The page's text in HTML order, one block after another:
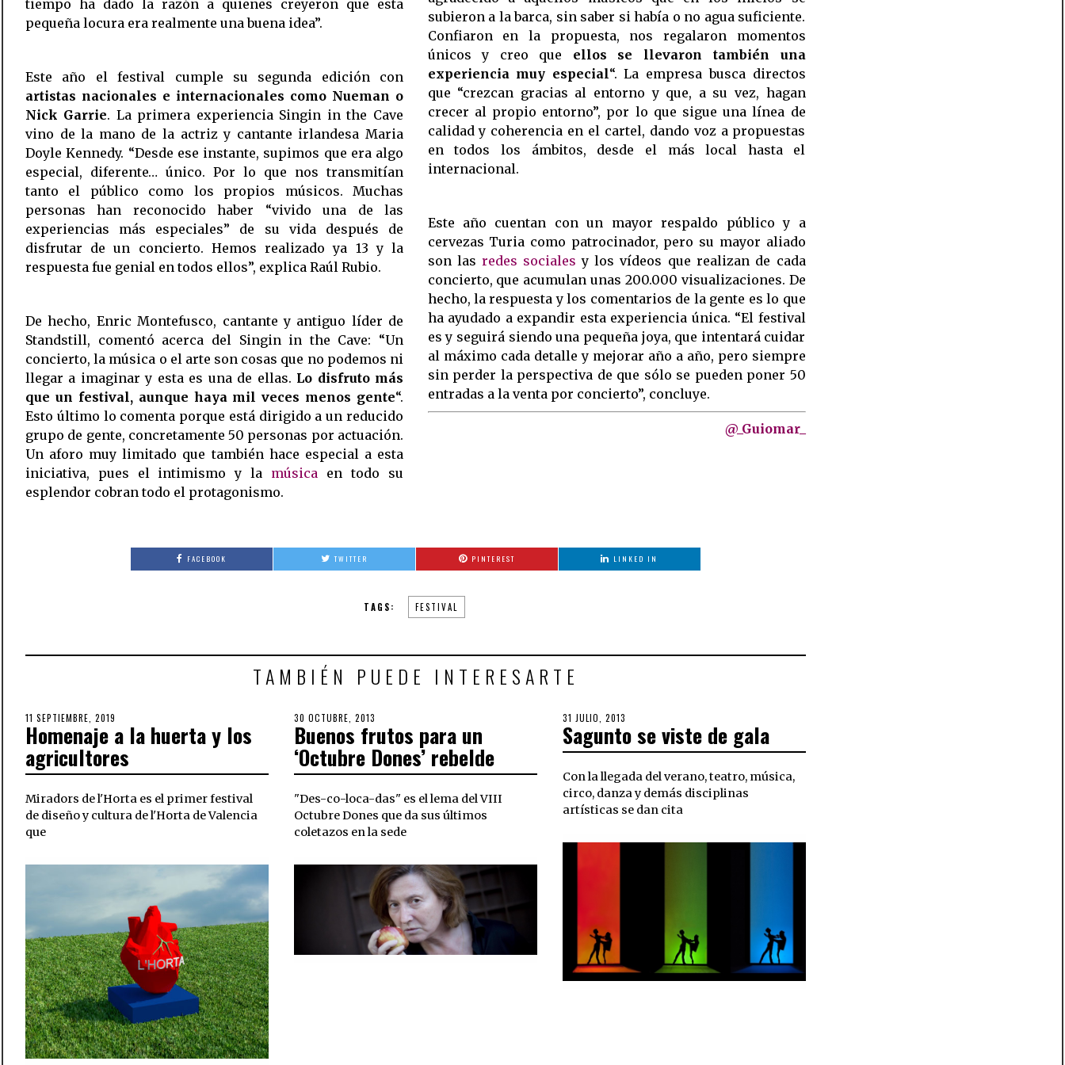
tiempo ha dado la razón a quienes creyeron que esta
pequeña locura era realmente una buena idea”.
Este año el festival cumple su segunda edición con
artistas nacionales e internacionales como Nueman o
Nick Garrie. La primera experiencia Singin in the Cave
vino de la mano de la actriz y cantante irlandesa Maria
Doyle Kennedy. “Desde ese instante, supimos que era algo
especial, diferente… único. Por lo que nos transmitían
tanto el público como los propios músicos. Muchas
personas han reconocido haber “vivido una de las
experiencias más especiales” de su vida después de
disfrutar de un concierto. Hemos realizado ya 13 y la
respuesta fue genial en todos ellos”, explica Raúl Rubio.
De hecho, Enric Montefusco, cantante y antiguo líder de
Standstill, comentó acerca del Singin in the Cave: “Un
concierto, la música o el arte son cosas que no podemos ni
llegar a imaginar y esta es una de ellas. Lo disfruto más
que un festival, aunque haya mil veces menos gente“.
Esto último lo comenta porque está dirigido a un reducido
grupo de gente, concretamente 50 personas por actuación.
Un aforo muy limitado que también hace especial a esta
iniciativa, pues el intimismo y la música en todo su
esplendor cobran todo el protagonismo.
subieron a la barca, sin saber si había o no agua suficiente.
Confiaron en la propuesta, nos regalaron momentos
únicos y creo que ellos se llevaron también una
experiencia muy especial“. La empresa busca directos
que “crezcan gracias al entorno y que, a su vez, hagan
crecer al propio entorno”, por lo que sigue una línea de
calidad y coherencia en el cartel, dando voz a propuestas
en todos los ámbitos, desde el más local hasta el
internacional.
Este año cuentan con un mayor respaldo público y a
cervezas Turia como patrocinador, pero su mayor aliado
son las redes sociales y los vídeos que realizan de cada
concierto, que acumulan unas 200.000 visualizaciones. De
hecho, la respuesta y los comentarios de la gente es lo que
ha ayudado a expandir esta experiencia única. “El festival
es y seguirá siendo una pequeña joya, que intentará cuidar
al máximo cada detalle y mejorar año a año, pero siempre
sin perder la perspectiva de que sólo se pueden poner 50
entradas a la venta por concierto”, concluye.
@_Guiomar_
FACEBOOK TWITTER PINTEREST LINKED IN
TAGS: FESTIVAL
TAMBIÉN PUEDE INTERESARTE
POSTED
ON
11 SEPTIEMBRE, 2019
OCTUBRE,
2019
Homenaje a la huerta y los
agricultores
Miradors de l'Horta es el primer festival
de diseño y cultura de l'Horta de Valencia
que
POSTED
ON
30 OCTUBRE, 2013
Buenos frutos para un
‘Octubre Dones’ rebelde
"Des-co-loca-das" es el lema del VIII
Octubre Dones que da sus últimos
coletazos en la sede
POSTED
ON
31 JULIO, 2013
OCTUBRE,
2018
Sagunto se viste de gala
Con la llegada del verano, teatro, música,
circo, danza y demás disciplinas
artísticas se dan cita